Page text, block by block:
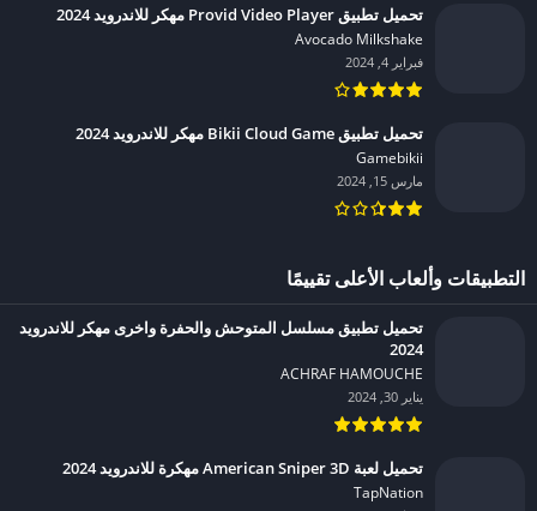
تحميل تطبيق Provid Video Player مهكر للاندرويد 2024
Avocado Milkshake‏
فبراير 4, 2024
تحميل تطبيق Bikii Cloud Game مهكر للاندرويد 2024
Gamebikii‏
مارس 15, 2024
التطبيقات وألعاب الأعلى تقييمًا
تحميل تطبيق مسلسل المتوحش والحفرة واخرى مهكر للاندرويد
2024
ACHRAF HAMOUCHE‏
يناير 30, 2024
تحميل لعبة American Sniper 3D مهكرة للاندرويد 2024
TapNation‏